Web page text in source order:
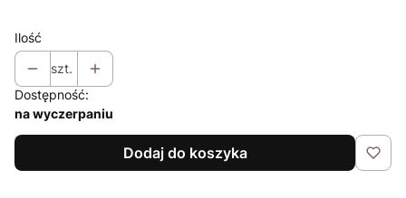
Ilość
szt.
Dostępność:
na wyczerpaniu
Dodaj do koszyka